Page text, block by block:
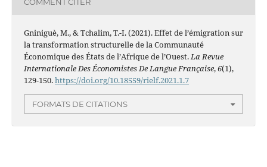
Gniniguè, M., & Tchalim, T.-I. (2021). Effet de l’émigration sur
la transformation structurelle de la Communauté
Économique des États de l’Afrique de l’Ouest.La Revue
Internationale Des Économistes De Langue Française,6(1),
129-150.https://doi.org/10.18559/rielf.2021.1.7
FORMATS DE CITATIONS